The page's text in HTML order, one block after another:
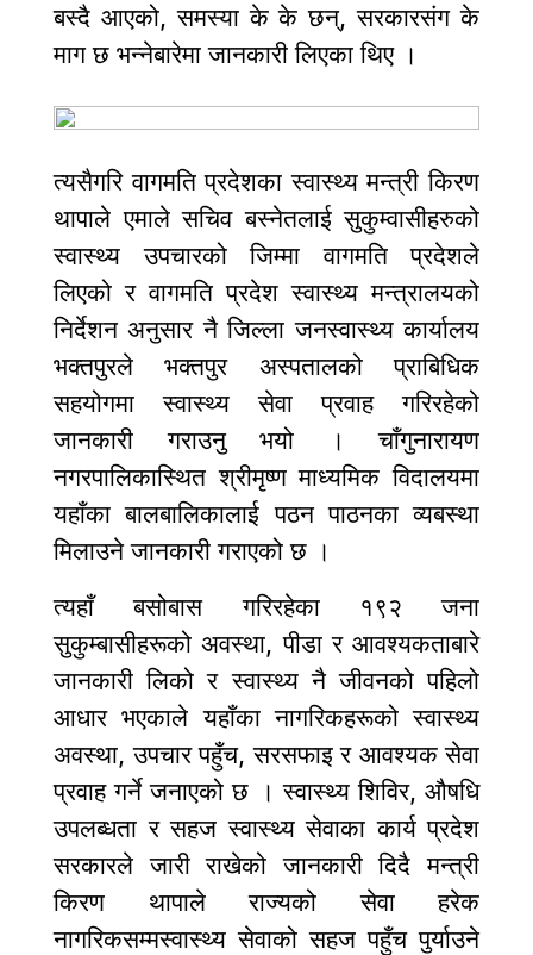
बस्दै आएको, समस्या के के छन्, सरकारसंग के
माग छ भन्नेबारेमा जानकारी लिएका थिए ।
त्यसैगरि वागमति प्रदेशका स्वास्थ्य मन्त्री किरण
थापाले एमाले सचिव बस्नेतलाई सुकुम्वासीहरुको
स्वास्थ्य उपचारको जिम्मा वागमति प्रदेशले
लिएको र वागमति प्रदेश स्वास्थ्य मन्त्रालयको
निर्देशन अनुसार नै जिल्ला जनस्वास्थ्य कार्यालय
भक्तपुरले भक्तपुर अस्पतालको प्राबिधिक
सहयोगमा स्वास्थ्य सेवा प्रवाह गरिरहेको
जानकारी गराउनु भयो । चाँगुनारायण
नगरपालिकास्थित श्रीमृष्ण माध्यमिक विदालयमा
यहाँका बालबालिकालाई पठन पाठनका व्यबस्था
मिलाउने जानकारी गराएको छ ।
त्यहाँ बसोबास गरिरहेका १९२ जना
सुकुम्बासीहरूको अवस्था, पीडा र आवश्यकताबारे
जानकारी लिको र स्वास्थ्य नै जीवनको पहिलो
आधार भएकाले यहाँका नागरिकहरूको स्वास्थ्य
अवस्था, उपचार पहुँच, सरसफाइ र आवश्यक सेवा
प्रवाह गर्ने जनाएको छ । स्वास्थ्य शिविर, औषधि
उपलब्धता र सहज स्वास्थ्य सेवाका कार्य प्रदेश
सरकारले जारी राखेको जानकारी दिदै मन्त्री
किरण थापाले राज्यको सेवा हरेक
नागरिकसम्मस्वास्थ्य सेवाको सहज पहुँच पुर्याउने